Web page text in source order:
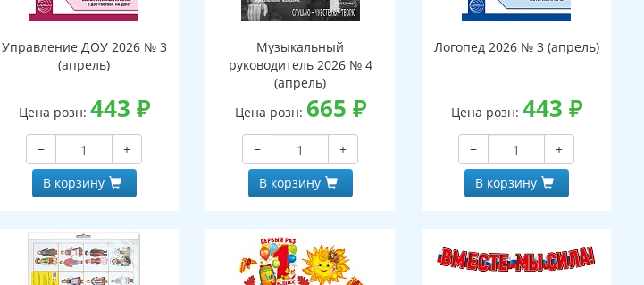
Управление ДОУ 2026 № 3
(апрель)
Цена розн: 443 ₽
−
+
В корзину
Музыкальный
руководитель 2026 № 4
(апрель)
Цена розн: 665 ₽
−
+
В корзину
Логопед 2026 № 3 (апрель)
Цена розн: 443 ₽
−
+
В корзину